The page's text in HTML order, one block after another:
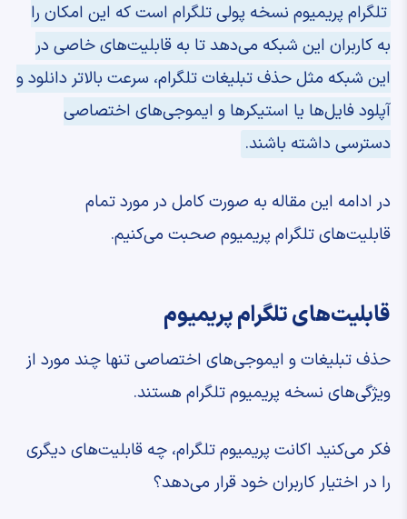
تلگرام پریمیوم نسخه پولی تلگرام است که این امکان را
به کاربران این شبکه می‌دهد تا به قابلیت‌های خاصی در
این شبکه مثل حذف تبلیغات تلگرام، سرعت بالاتر دانلود و
آپلود فایل‌ها یا استیکرها و ایموجی‌های اختصاصی
دسترسی داشته باشند.
در ادامه این مقاله به صورت کامل در مورد تمام
قابلیت‌های تلگرام پریمیوم صحبت می‌کنیم.
قابلیت‌های تلگرام پریمیوم
حذف تبلیغات و ایموجی‌های اختصاصی تنها چند مورد از
ویژگی‌های نسخه پریمیوم تلگرام هستند.
فکر می‌کنید اکانت پریمیوم تلگرام، چه قابلیت‌های دیگری
را در اختیار کاربران خود قرار می‌دهد؟